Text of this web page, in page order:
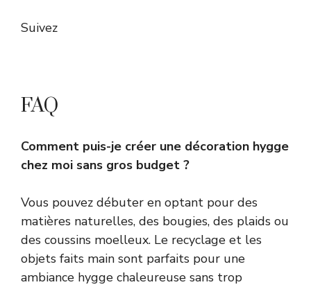
Suivez
FAQ
Comment puis-je créer une décoration hygge
chez moi sans gros budget ?
Vous pouvez débuter en optant pour des
matières naturelles, des bougies, des plaids ou
des coussins moelleux. Le recyclage et les
objets faits main sont parfaits pour une
ambiance hygge chaleureuse sans trop